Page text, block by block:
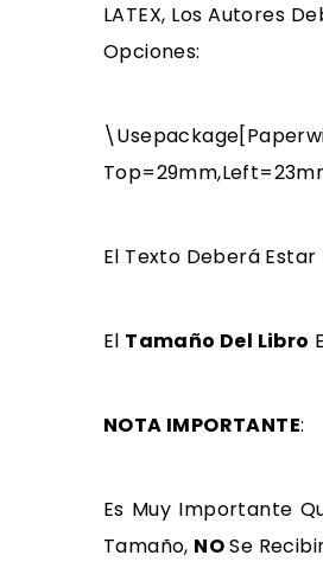
LATEX, Los Autores
Opciones:
El Texto Deberá Estar
El Tamaño Del Libro
NOTA IMPORTANTE:
Es Muy Importante
Tamaño, NOSe